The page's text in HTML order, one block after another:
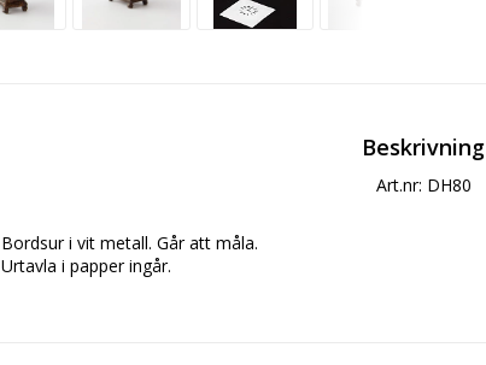
Beskrivning
Art.nr: DH80
Bordsur i vit metall. Går att måla.
Urtavla i papper ingår.